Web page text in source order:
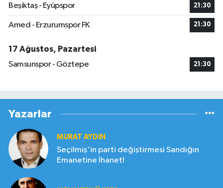
Beşiktaş - Eyüpspor 21:30
Amed - Erzurumspor FK 21:30
17 Ağustos, Pazartesi
Samsunspor - Göztepe
21:30
Yazarlar
MURAT AYDIN
Seçilmiş'in parti değiştirmesi Sandığın
Emanetine İhanet!